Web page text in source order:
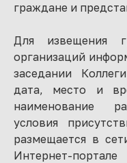
граждане и
Для извещения
организаций
заседании
дата, место и
наименование
условия
размещается в
Интернет-